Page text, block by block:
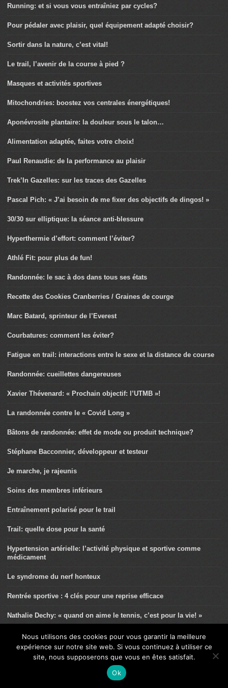
Running: et si vous vous entraîniez par cycles?
Pour pédaler avec plaisir, quel équipement adapté choisir?
Sortir dans la nature, c’est vital!
Le trail, l’avenir de la course à pied ?
Masques et activités sportives
Mitochondries: boostez vos centrales énergétiques!
Aponévrosite plantaire: la douleur sous le talon…
Alimentation adaptée, faites votre choix!
Paul Renaudie: de la performance au plaisir
Trek’In Gazelles: sur les traces des Gazelles
Pascal Pich: « J’ai besoin de me fixer des objectifs de dingos! »
30/30 sur elliptique: la séance anti-blessure
Hyperthermie d’effort: comment l’éviter?
Athlé Fit: pour plus de fun!
Randonnée: le sac à dos dans tous ses états
Recette des Cookies Cranberries / Graines de courge
Marc Batard, sprinteur de l’Everest
Courbatures: comment les éviter?
Fatigue en trail: interactions entre le sexe et la distance de course
Randonnée: cueillettes dangereuses
Xavier Thévenard: « Prochain objectif: l’UTMB »!
La randonnée contre le « Covid Long »
Bâtons de randonnée: effet de mode ou produit technique?
Stéphane Bacconnier, développeur et testeur
Je marche, je rajeunis
Soins des membres inférieurs
Entraînement polarisé pour le trail
Trail: quelle dose pour la santé
Hypertension artérielle: l’activité physique et sportive comme
médicament
Le syndrome du nerf honteux
Rentrée sportive : 4 clés pour une reprise efficace
Nathalie Dechy: « quand on aime le tennis, c’est pour la vie! »
Léonie Périault: la belle expérience olympique
Endométriose et activités physiques et sportives (APS)
Ce n’est pas un syndrome de l’essuie-glace
Nous utilisons des cookies pour vous garantir la meilleure
expérience sur notre site web. Si vous continuez à utiliser ce
site, nous supposerons que vous en êtes satisfait.
Ok